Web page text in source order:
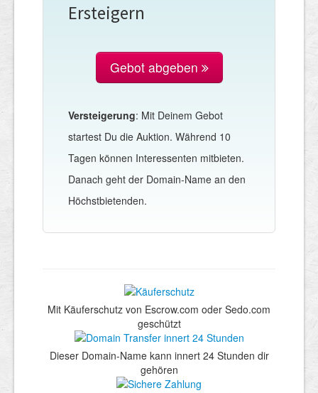
Ersteigern
Gebot abgeben
Versteigerung: Mit Deinem Gebot
startest Du die Auktion. Während 10
Tagen können Interessenten mitbieten.
Danach geht der Domain-Name an den
Höchstbietenden.
Mit Käuferschutz von Escrow.com oder Sedo.com
geschützt
Dieser Domain-Name kann innert 24 Stunden dir
gehören